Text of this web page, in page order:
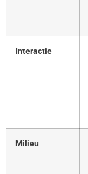
Interactie
Milieu